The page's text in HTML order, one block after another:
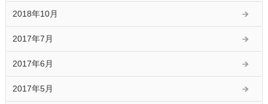
2018年10月
2017年7月
2017年6月
2017年5月